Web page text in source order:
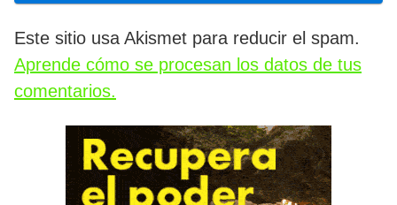
Este sitio usa Akismet para reducir el spam.
Aprende cómo se procesan los datos de tus
comentarios.